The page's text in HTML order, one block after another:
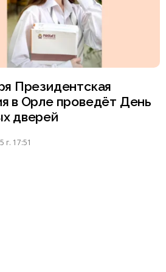
Президентская
в Орле проведёт День
дверей
г. 17:51